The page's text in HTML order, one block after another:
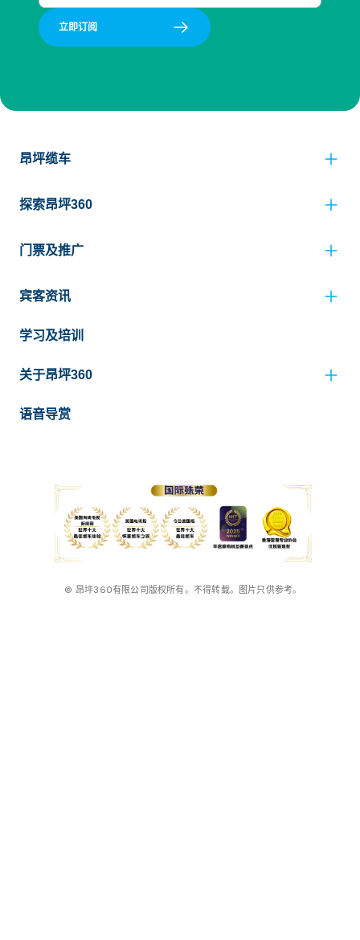
立即订阅
昂坪缆车
探索昂坪360
门票及推广
宾客资讯
学习及培训
关于昂坪360
语音导赏
© 昂坪360有限公司版权所有。不得转载。图片只供参考。